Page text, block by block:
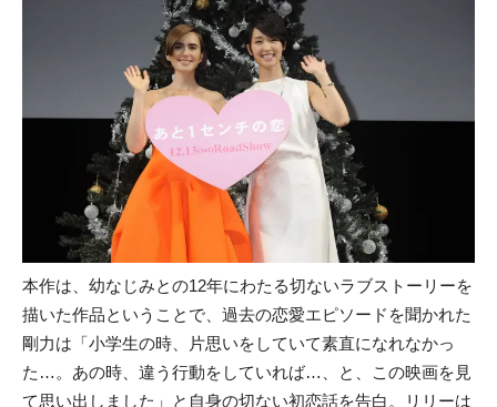
本作は、幼なじみとの12年にわたる切ないラブストーリーを
描いた作品ということで、過去の恋愛エピソードを聞かれた
剛力は「小学生の時、片思いをしていて素直になれなかっ
た…。あの時、違う行動をしていれば…、と、この映画を見
て思い出しました」と自身の切ない初恋話を告白。リリーは